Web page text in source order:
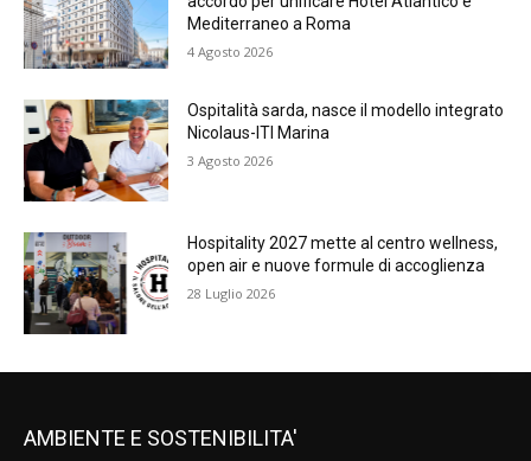
Mediterraneo a Roma
4 Agosto 2026
Ospitalità sarda, nasce il modello integrato
Nicolaus-ITI Marina
3 Agosto 2026
Hospitality 2027 mette al centro wellness,
open air e nuove formule di accoglienza
28 Luglio 2026
AMBIENTE E SOSTENIBILITA'